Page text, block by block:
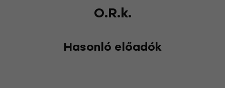
O.R.k.
Hasonló előadók